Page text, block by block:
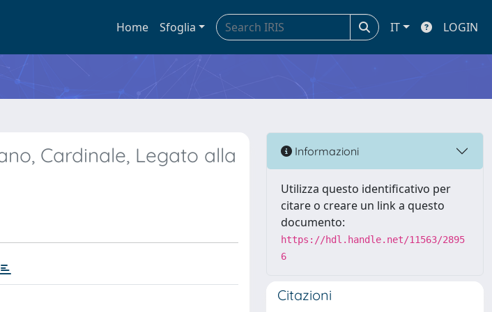
Home Sfoglia IT LOGIN
Cardinale, Legato alla
Informazioni
Utilizza questo identificativo per
citare o creare un link a questo
documento:
https://hdl.handle.net/11563/2895
6
Citazioni